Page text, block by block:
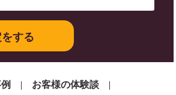
する
お客様の体験談